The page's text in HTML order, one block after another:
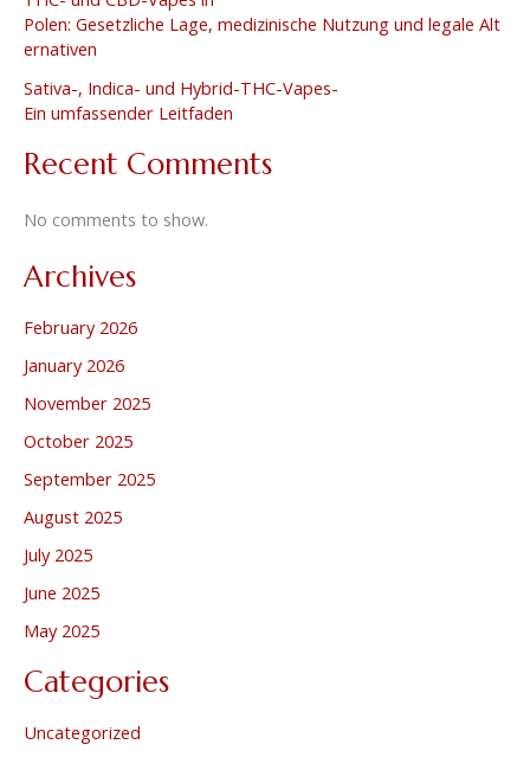
Polen: Gesetzliche Lage, medizinische Nutzung und legale Alt
ernativen
Sativa-, Indica- und Hybrid-THC-Vapes-
Ein umfassender Leitfaden
Recent Comments
No comments to show.
Archives
February 2026
January 2026
November 2025
October 2025
September 2025
August 2025
July 2025
June 2025
May 2025
Categories
Uncategorized